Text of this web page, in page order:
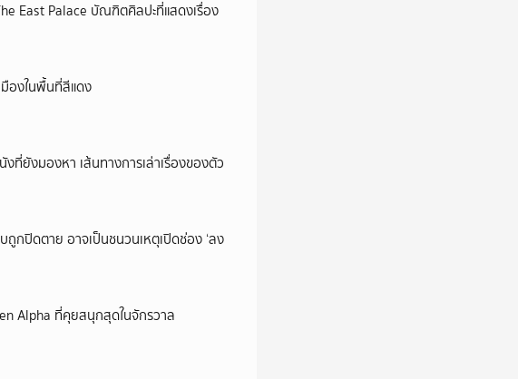
East Palace บัณฑิตศิลปะที่แสดงเรื่อง
มืองในพื้นที่สีแดง
ที่ยังมองหา เส้นทางการเล่าเรื่องของตัว
ถูกปิดตาย อาจเป็นชนวนเหตุเปิดช่อง ‘ลง
Alpha ที่คุยสนุกสุดในจักรวาล